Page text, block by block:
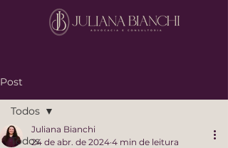
Post
Todos
Todos
Juliana Bianchi
24 de abr. de 2024 4 min de leitura